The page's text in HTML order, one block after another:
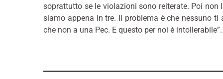
soprattutto se le violazioni sono reiterate. Poi
siamo appena in tre. Il problema è che nessuno
che non a una Pec. E questo per noi è intollerabile”.